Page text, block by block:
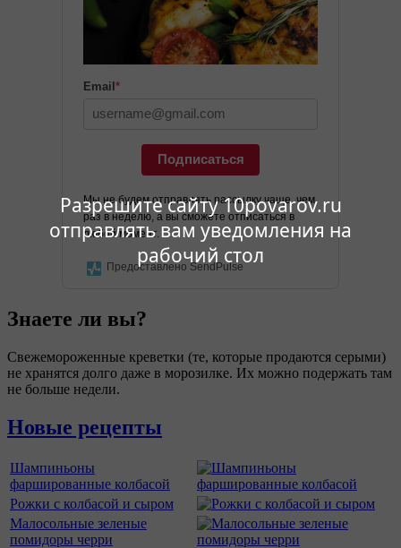
Разрешите сайту 10povarov.ru
отправлять вам уведомления на
рабочий стол
Email *
Подписаться
Мы не будем отправлять рассылку чаще, чем
раз в неделю, а вы сможете отписаться в
любой момент.
Предоставлено SendPulse
Знаете ли вы?
Свежемороженные креветки (те, которые продаются серыми)
не хранятся долго даже в морозилке. Их можно подержать там
не больше недели.
Новые рецепты
Шампиньоны
фаршированные колбасой
Рожки с колбасой и сыром
Малосольные зеленые
помидоры черри